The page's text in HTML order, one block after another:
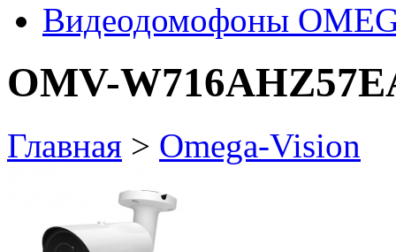
Видеодомофоны
OMV-
Главная > Omega-Vision